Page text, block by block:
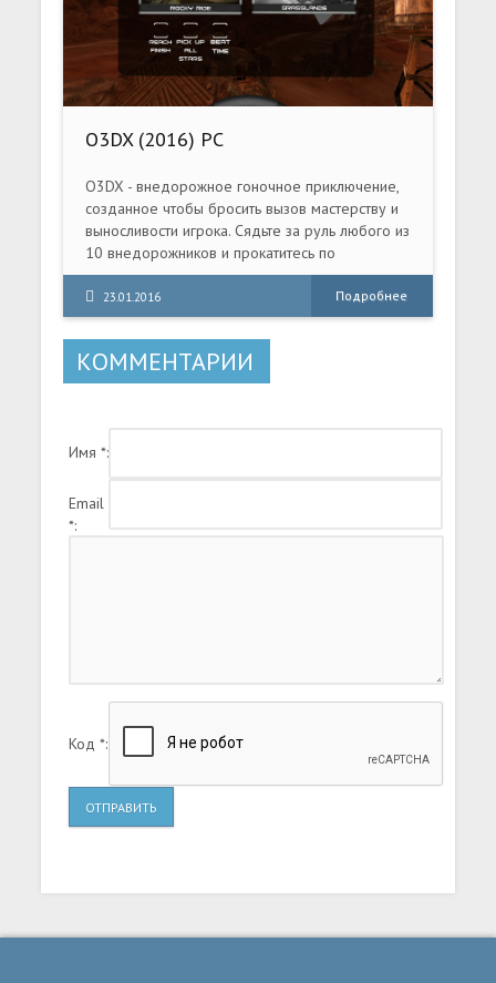
O3DX (2016) PC
O3DX - внедорожное гоночное приключение,
созданное чтобы бросить вызов мастерству и
выносливости игрока. Сядьте за руль любого из
10 внедорожников и прокатитесь по
захватывающим дух пейзажам. Завершайте
уровни, ставьте временные рекорды,
собирайте звездочки, чтобы получить бонусы.
23.01.2016 Подробнее
КОММЕНТАРИИ
Имя *:
Email
*:
Код *:
ОТПРАВИТЬ